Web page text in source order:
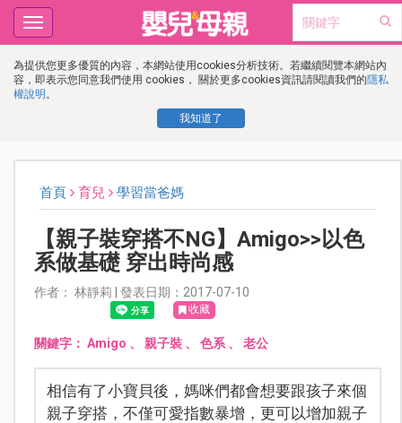
為提供您更多優質的內容，本網站使用cookies分析技術。若繼續閱覽本網站內
容，即表示您同意我們使用 cookies， 關於更多cookies資訊請閱讀我們的隱私
權說明 。
我知道了
Toggle
navigation
首頁 育兒 學習當爸媽
【親子裝穿搭不NG】Amigo>>以色
系做基礎 穿出時尚感
作者： 林靜莉 | 發表日期：2017-07-10
收藏
關鍵字： Amigo 、 親子裝、 色系、 老公
相信有了小寶貝後，媽咪們都會想要跟孩子來個
親子穿搭，不僅可愛指數暴增，更可以增加親子